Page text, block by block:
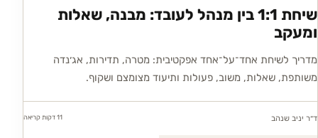
שיחת 1:1 בין מנהל לעובד: מבנה, שאלות
ומעקב
מדריך לשיחת אחד־על־אחד אפקטיבית: מטרה, תדירות, אג׳נדה
משותפת, שאלות, משוב, פעולות ותיעוד מצומצם ושקוף.
ד״ר יניב שנהב 11 דקות קריאה